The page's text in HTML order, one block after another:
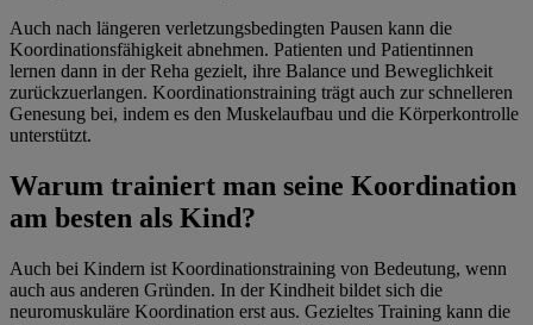
Auch nach längeren verletzungsbedingten Pausen kann die
Koordinationsfähigkeit abnehmen. Patienten und Patientinnen
lernen dann in der Reha gezielt, ihre Balance und Beweglichkeit
zurückzuerlangen. Koordinationstraining trägt auch zur schnelleren
Genesung bei, indem es den Muskelaufbau und die Körperkontrolle
unterstützt.
Warum trainiert man seine Koordination
am besten als Kind?
Auch bei Kindern ist Koordinationstraining von Bedeutung, wenn
auch aus anderen Gründen. In der Kindheit bildet sich die
neuromuskuläre Koordination erst aus. Gezieltes Training kann die